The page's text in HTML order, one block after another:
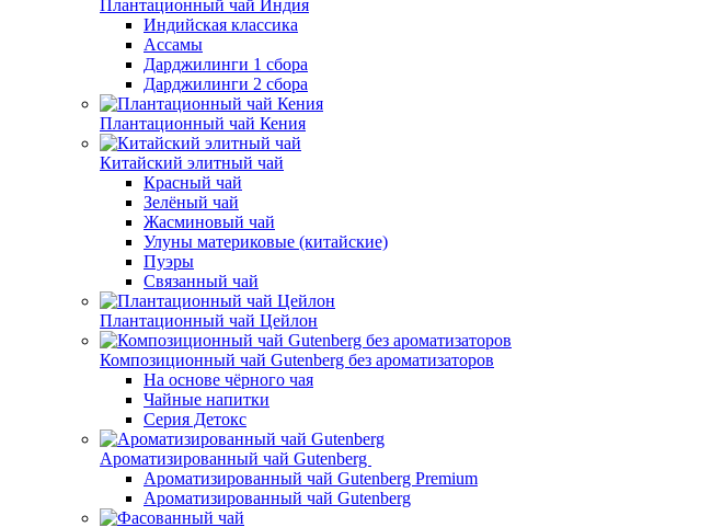
Плантационный чай Индия
Индийская классика
Ассамы
Дарджилинги 1 сбора
Дарджилинги 2 сбора
Плантационный чай Кения
Китайский элитный чай
Красный чай
Зелёный чай
Жасминовый чай
Улуны материковые (китайские)
Пуэры
Связанный чай
Плантационный чай Цейлон
Композиционный чай Gutenberg без ароматизаторов
На основе чёрного чая
Чайные напитки
Серия Детокс
Ароматизированный чай Gutenberg
Ароматизированный чай Gutenberg Premium
Ароматизированный чай Gutenberg